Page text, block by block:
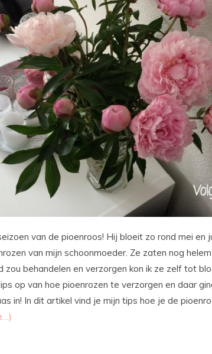
van de pioenroos! Hij bloeit zo rond mei en
van mijn schoonmoeder. Ze zaten nog
zou behandelen en verzorgen kon ik ze zelf tot
op van hoe pioenrozen te verzorgen en daar
in! In dit artikel vind je mijn tips hoe je de